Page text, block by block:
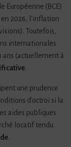
Européenne (BCE)
2026, l'inflation
Toutefois,
internationales
ans (actuellement à
.
une prudence
d'octroi si la
aides publiques
locatif tendu
.